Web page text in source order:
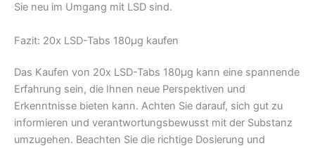
Sie neu im Umgang mit LSD sind.
Fazit: 20x LSD-Tabs 180μg kaufen
Das Kaufen von 20x LSD-Tabs 180μg kann eine spannende
Erfahrung sein, die Ihnen neue Perspektiven und
Erkenntnisse bieten kann. Achten Sie darauf, sich gut zu
informieren und verantwortungsbewusst mit der Substanz
umzugehen. Beachten Sie die richtige Dosierung und